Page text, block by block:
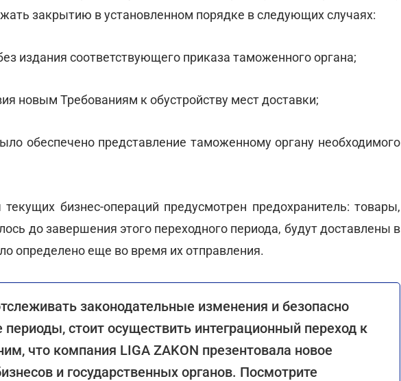
закрытию в установленном порядке в следующих случаях:
издания соответствующего приказа таможенного органа;
новым Требованиям к обустройству мест доставки;
обеспечено представление таможенному органу необходимого
бизнес-операций предусмотрен предохранитель: товары,
до завершения этого переходного периода, будут доставлены в
определено еще во время их отправления.
законодательные изменения и безопасно
стоит осуществить интеграционный переход к
что компания LIGA ZAKON презентовала новое
и государственных органов. Посмотрите